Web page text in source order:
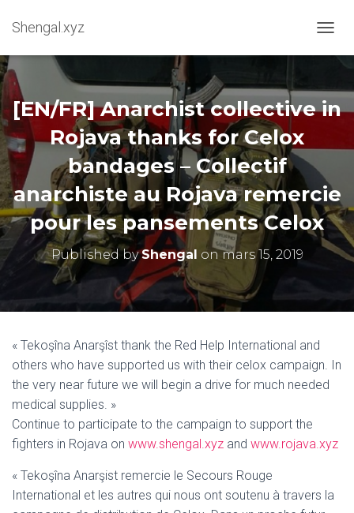
Shengal.xyz
[EN/FR] Anarchist collective in
Rojava thanks for Celox
bandages – Collectif
anarchiste au Rojava remercie
pour les pansements Celox
Published byShengal onmars 15, 2019
« Tekoşîna Anarşîst‏ thank the Red Help International and
others who have supported us with their celox campaign. In
the very near future we will begin a drive for much needed
medical supplies. »
Continue to participate to the campaign to support the
fighters in Rojava on www.shengal.xyz and www.rojava.xyz
« Tekoşîna Anarşist remercie le Secours Rouge
International et les autres qui nous ont soutenu à travers la